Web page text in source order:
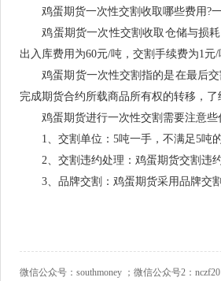
鸡蛋期货一次性交割收取哪些费用?一
鸡蛋期货一次性交割收取仓储与损耗
出入库费用为60元/吨，交割手续费为1
鸡蛋期货一次性交割指的是在最后交
完成期货合约所载商品所有权的转移，
鸡蛋期货进行一次性交割需要注意些
1、交割单位：5吨一手，不满足5吨的
2、交割违约处理：鸡蛋期货交割违约
3、品牌交割：鸡蛋期货采用品牌交割
微信公众号：southmoney ；微信公众号2：